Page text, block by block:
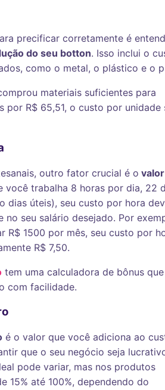
precificar corretamente é
do seu botton. Isso inclui o
como o metal, o plástico e o
materiais suficientes para
por R$ 65,51, o custo por unidade
outro fator crucial é o
você trabalha 8 horas por dia, 22
dias úteis), seu custo por hora
no seu salário desejado. Por
R$ 1500 por mês, seu custo por
R$ 7,50.
tem uma calculadora de bônus
com facilidade.
é o valor que você adiciona ao
que o seu negócio seja
pode variar, mas nos produtos
15% até 100%, dependendo do